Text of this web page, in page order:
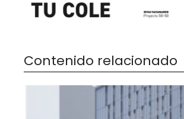
Contenido relacionado